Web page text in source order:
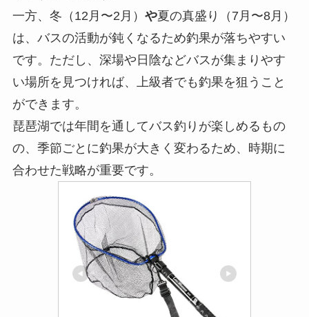
一方、冬（12月〜2月） や夏の真盛り（7月〜8月）
は、バスの活動が鈍くなるため釣果が落ちやすい
です。ただし、深場や日陰などバスが集まりやす
い場所を見つければ、上級者でも釣果を狙うこと
ができます。
琵琶湖では年間を通してバス釣りが楽しめるもの
の、季節ごとに釣果が大きく変わるため、時期に
合わせた戦略が重要です。